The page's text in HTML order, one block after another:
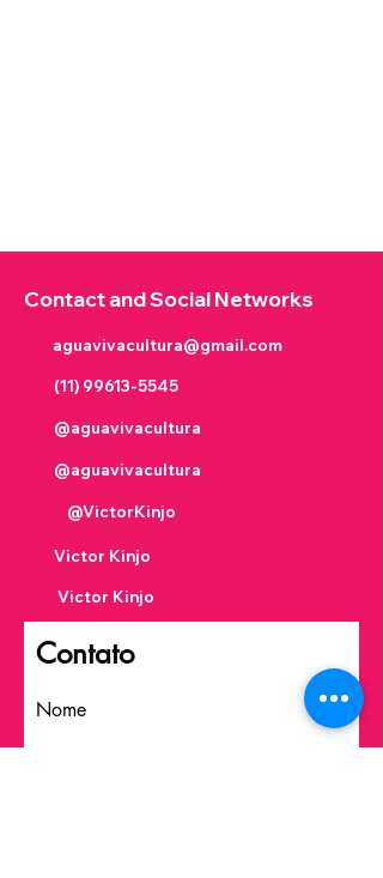
Contact and Social Networks
aguavivacultura@gmail.com
(11) 99613-5545
@aguavivacultura
@aguavivacultura
@VictorKinjo
Victor Kinjo
Victor Kinjo
Contato
Nome